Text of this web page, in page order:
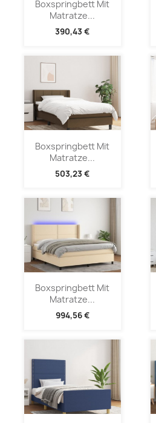
Boxspringbett Mit
Matratze...
390,43 €
Boxspringbett Mit
Matratze...
503,23 €
Boxspringbett Mit
Matratze...
994,56 €